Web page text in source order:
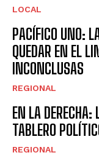
LOCAL
PACÍFICO UNO:
QUEDAR EN EL
INCONCLUSAS
REGIONAL
EN LA DERECHA:
TABLERO
REGIONAL